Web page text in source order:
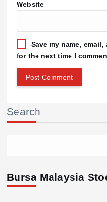
Website
Save my name,
for the next time I
Search
Bursa Malaysia